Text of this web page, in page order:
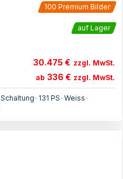
100 Premium Bilder
auf Lager
30.475 € zzgl. MwSt.
ab 336 € zzgl. MwSt.
Schaltung• 131 PS•Weiss•